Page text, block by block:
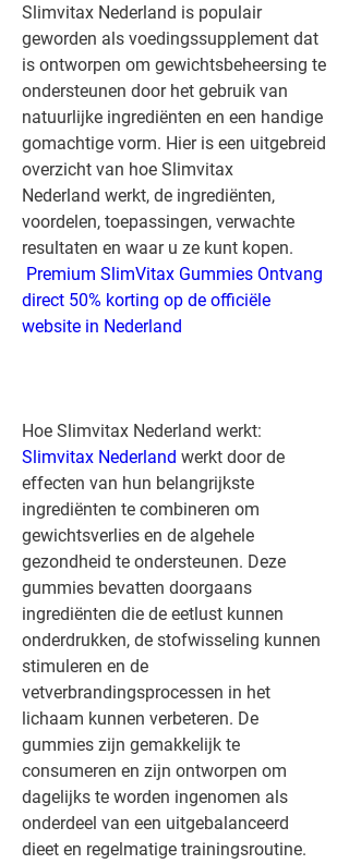
Slimvitax Nederland is populair
geworden als voedingssupplement dat
is ontworpen om gewichtsbeheersing te
ondersteunen door het gebruik van
natuurlijke ingrediënten en een handige
gomachtige vorm. Hier is een uitgebreid
overzicht van hoe Slimvitax
Nederland werkt, de ingrediënten,
voordelen, toepassingen, verwachte
resultaten en waar u ze kunt kopen.
Premium SlimVitax Gummies Ontvang
direct 50% korting op de officiële
website in Nederland
Hoe Slimvitax Nederland werkt:
Slimvitax Nederland werkt door de
effecten van hun belangrijkste
ingrediënten te combineren om
gewichtsverlies en de algehele
gezondheid te ondersteunen. Deze
gummies bevatten doorgaans
ingrediënten die de eetlust kunnen
onderdrukken, de stofwisseling kunnen
stimuleren en de
vetverbrandingsprocessen in het
lichaam kunnen verbeteren. De
gummies zijn gemakkelijk te
consumeren en zijn ontworpen om
dagelijks te worden ingenomen als
onderdeel van een uitgebalanceerd
dieet en regelmatige trainingsroutine.